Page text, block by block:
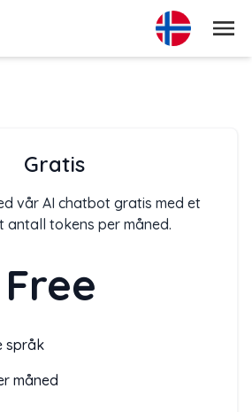
Meny
Gratis
vår AI chatbot gratis med et
antall tokens per måned.
Free
språk
måned